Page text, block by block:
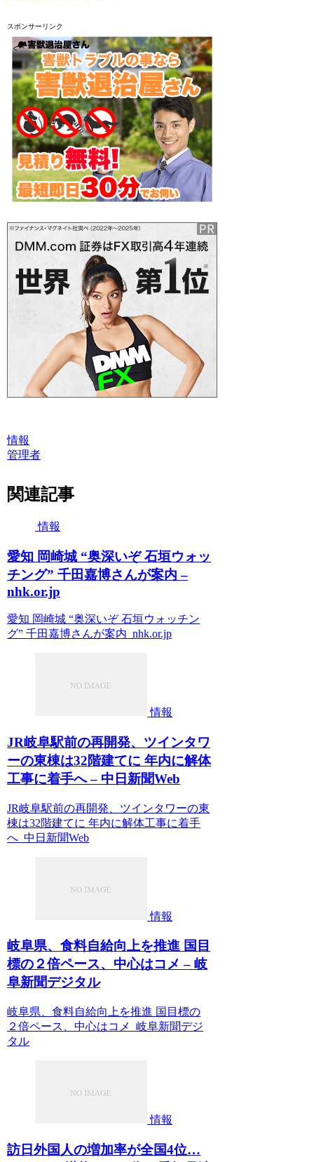
スポンサーリンク
情報
管理者
関連記事
情報
愛知 岡崎城 “奥深いぞ 石垣ウォッ
チング” 千田嘉博さんが案内 –
nhk.or.jp
愛知 岡崎城 “奥深いぞ 石垣ウォッチン
グ” 千田嘉博さんが案内 nhk.or.jp
情報
JR岐阜駅前の再開発、ツインタワ
ーの東棟は32階建てに 年内に解体
工事に着手へ – 中日新聞Web
JR岐阜駅前の再開発、ツインタワーの東
棟は32階建てに 年内に解体工事に着手
へ 中日新聞Web
情報
岐阜県、食料自給向上を推進 国目
標の２倍ペース、中心はコメ – 岐
阜新聞デジタル
岐阜県、食料自給向上を推進 国目標の
２倍ペース、中心はコメ 岐阜新聞デジ
タル
情報
訪日外国人の増加率が全国4位…